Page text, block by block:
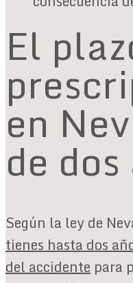
El
en
de
Según la ley de
tienes hasta dos
del accidente para